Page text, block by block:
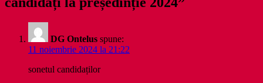
DG Ontelus spune:
11 noiembrie 2024 la 21:22
sonetul candidaților